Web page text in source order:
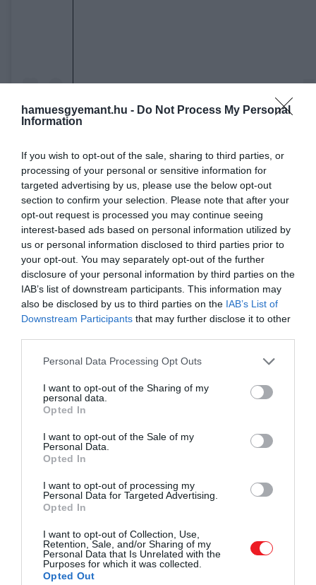
hamuesgyemant.hu - Do Not Process My Personal
Information
If you wish to opt-out of the sale, sharing to third parties, or
processing of your personal or sensitive information for
targeted advertising by us, please use the below opt-out
section to confirm your selection. Please note that after your
opt-out request is processed you may continue seeing
interest-based ads based on personal information utilized by
us or personal information disclosed to third parties prior to
your opt-out. You may separately opt-out of the further
disclosure of your personal information by third parties on the
IAB’s list of downstream participants. This information may
also be disclosed by us to third parties on the IAB’s List of
Downstream Participants that may further disclose it to other
Please note that this website/app uses one or more Google
not limited to your visit or usage behaviour. You may click to
grant or deny consent to Google and its third-party tags to
use your data for below specified purposes in below Google
consent section.
Personal Data Processing Opt Outs
I want to opt-out of the Sharing of my
personal data.
Opted In
I want to opt-out of the Sale of my
Personal Data.
Opted In
I want to opt-out of processing my
Personal Data for Targeted Advertising.
Opted In
I want to opt-out of Collection, Use,
Retention, Sale, and/or Sharing of my
Personal Data that Is Unrelated with the
Purposes for which it was collected.
Opted Out
Ez is érdekelhet!
J. K. Rowling 60 lett: 5 könyve, amit
ugyanúgy imádni fogsz, mint a Harry Pottert
A forgatás jelenleg is zajlik az Egyesült Királyságban
az HBO Max felületére. Ahogy a Variety is
kiemeli
nemrég a Weasley család is teljes lett: Fred és George
Weasley szerepében
Tristan és Gabriel Harland
Spooner, míg GinnytGracie Cochrane játssza.
Ahogy arról korábban mi is beszámoltunk ,Dominic
McLaughlinlesz
Hermione Grangert, míg Ron Weasley karakterét
Alastair Stoutformálja meg a varázsvilágban. A tanári
kar legendás figuráit olyan ismert színészek hozzák el
újra a képernyőre, mint